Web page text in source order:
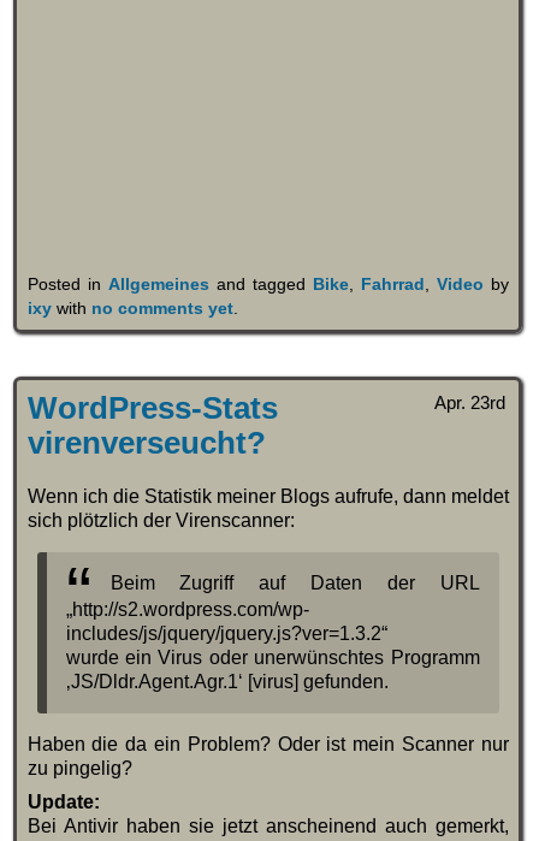
Posted in Allgemeines and tagged Bike, Fahrrad Video by
ixywith no comments yet.
Apr. 23rd
WordPress-Stats
virenverseucht?
Wenn ich die Statistik meiner Blogs aufrufe, dann meldet
sich plötzlich der Virenscanner:
Beim Zugriff auf Daten der URL
„http://s2.wordpress.com/wp-
includes/js/jquery/jquery.js?ver=1.3.2“
wurde ein Virus oder unerwünschtes Programm
‚JS/Dldr.Agent.Agr.1‘ [virus] gefunden.
Haben die da ein Problem? Oder ist mein Scanner nur
zu pingelig?
Update:
Bei Antivir haben sie jetzt anscheinend auch gemerkt,